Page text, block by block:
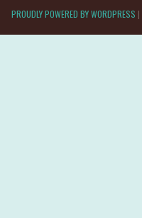
PROUDLY POWERED BY WORDPRESS |